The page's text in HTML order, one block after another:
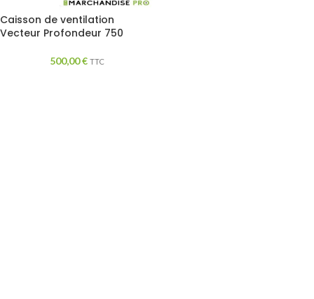
Caisson de ventilation
Vecteur Profondeur 750
500,00€ TTC